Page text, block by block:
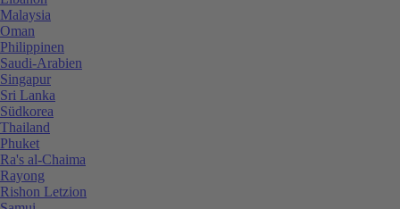
Malaysia
Oman
Philippinen
Saudi-Arabien
Singapur
Sri Lanka
Südkorea
Thailand
Phuket
Ra's al-Chaima
Rayong
Rishon Letzion